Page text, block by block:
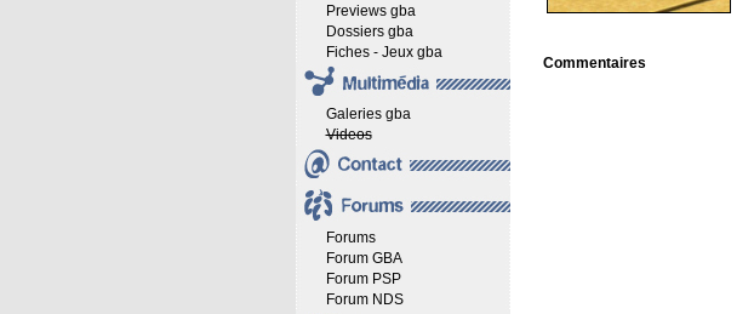
Previews gba
Dossiers gba
Fiches - Jeux gba
Galeries gba
Videos
Forums
Forum GBA
Forum PSP
Forum NDS
Commentaires